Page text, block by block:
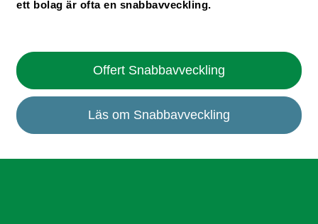
ett bolag är ofta en snabbavveckling.
Offert Snabbavveckling
Läs om Snabbavveckling